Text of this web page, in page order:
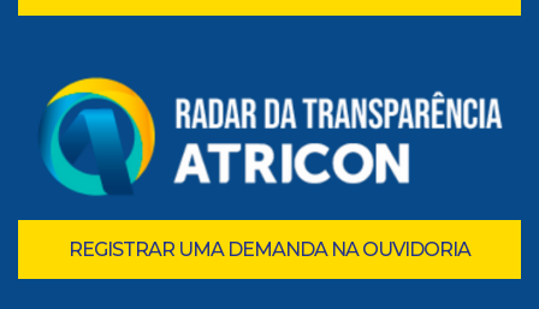
REGISTRAR UMA DEMANDA NA OUVIDORIA